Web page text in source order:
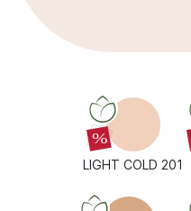
%
LIGHT COLD 201